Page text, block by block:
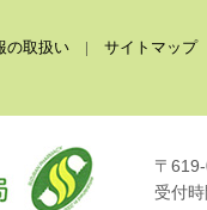
の取扱い | サイトマップ
〒
受付